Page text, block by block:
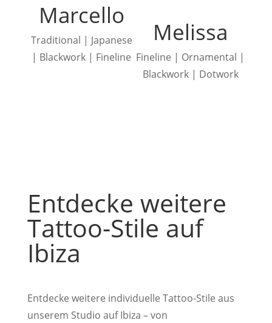
Marcello
Traditional | Japanese
| Blackwork | Fineline
Melissa
Fineline | Ornamental |
Blackwork | Dotwork
Entdecke weitere
Tattoo-Stile auf
Ibiza
Entdecke weitere individuelle Tattoo-Stile aus
unserem Studio auf Ibiza – von